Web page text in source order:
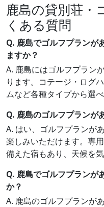
鹿島の貸別荘・
くある質問
Q. 鹿島でゴルフプランが
ますか？
A. 鹿島にはゴルフプラン
ります。コテージ・ログ
ムなど各種タイプから選べ
Q. 鹿島のゴルフプランが
A. はい、ゴルフプランが
楽しみいただけます。専
備えた宿もあり、天候を
Q. 鹿島でゴルフプランが
か？
A. 鹿島のゴルフプランが